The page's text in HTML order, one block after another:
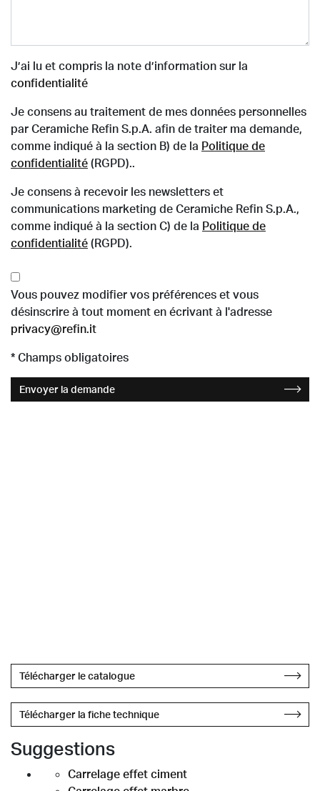
J’ai lu et compris la note d’information sur la
confidentialité
Je consens au traitement de mes données personnelles
par Ceramiche Refin S.p.A. afin de traiter ma demande,
comme indiqué à la section B) de la Politique de
confidentialité (RGPD)..
Je consens à recevoir les newsletters et
communications marketing de Ceramiche Refin S.p.A.,
comme indiqué à la section C) de la Politique de
confidentialité (RGPD).
Vous pouvez modifier vos préférences et vous
désinscrire à tout moment en écrivant à l'adresse
privacy@refin.it
* Champs obligatoires
Envoyer la demande
Télécharger le catalogue
Télécharger la fiche technique
Suggestions
Carrelage effet ciment